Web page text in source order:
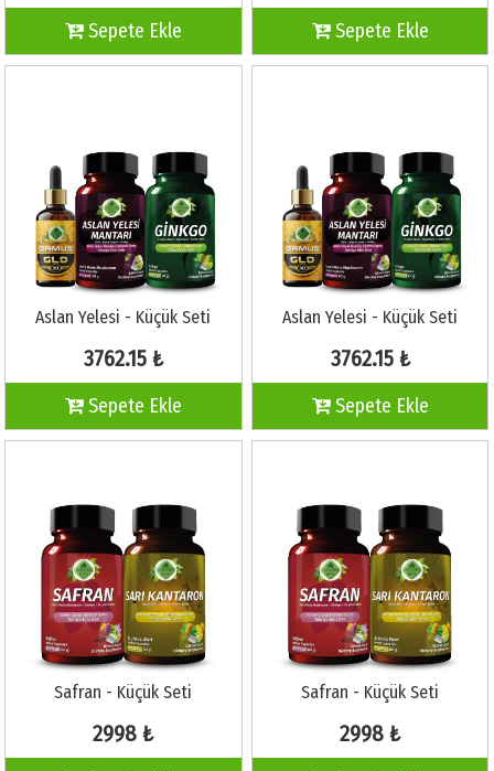
Sepete Ekle Sepete Ekle
Aslan Yelesi - Küçük Seti
3762.15 ₺
Sepete Ekle
Aslan Yelesi - Küçük Seti
3762.15 ₺
Sepete Ekle
Safran - Küçük Seti
2998 ₺
Safran - Küçük Seti
2998 ₺